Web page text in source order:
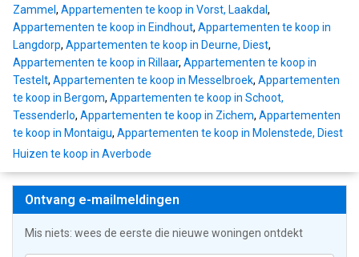
Zammel , Appartementen te koop in Vorst, Laakdal,
Appartementen te koop in Eindhout, Appartementen te koop in
Langdorp, Appartementen te koop in Deurne, Diest,
Appartementen te koop in Rillaar, Appartementen te koop in
Testelt, Appartementen te koop in Messelbroek, Appartementen
te koop in Bergom, Appartementen te koop in Schoot,
Tessenderlo, Appartementen te koop in Zichem, Appartementen
te koop in Montaigu, Appartementen te koop in Molenstede, Diest
Huizen te koop in Averbode
Ontvang e-mailmeldingen
Mis niets: wees de eerste die nieuwe woningen ontdekt